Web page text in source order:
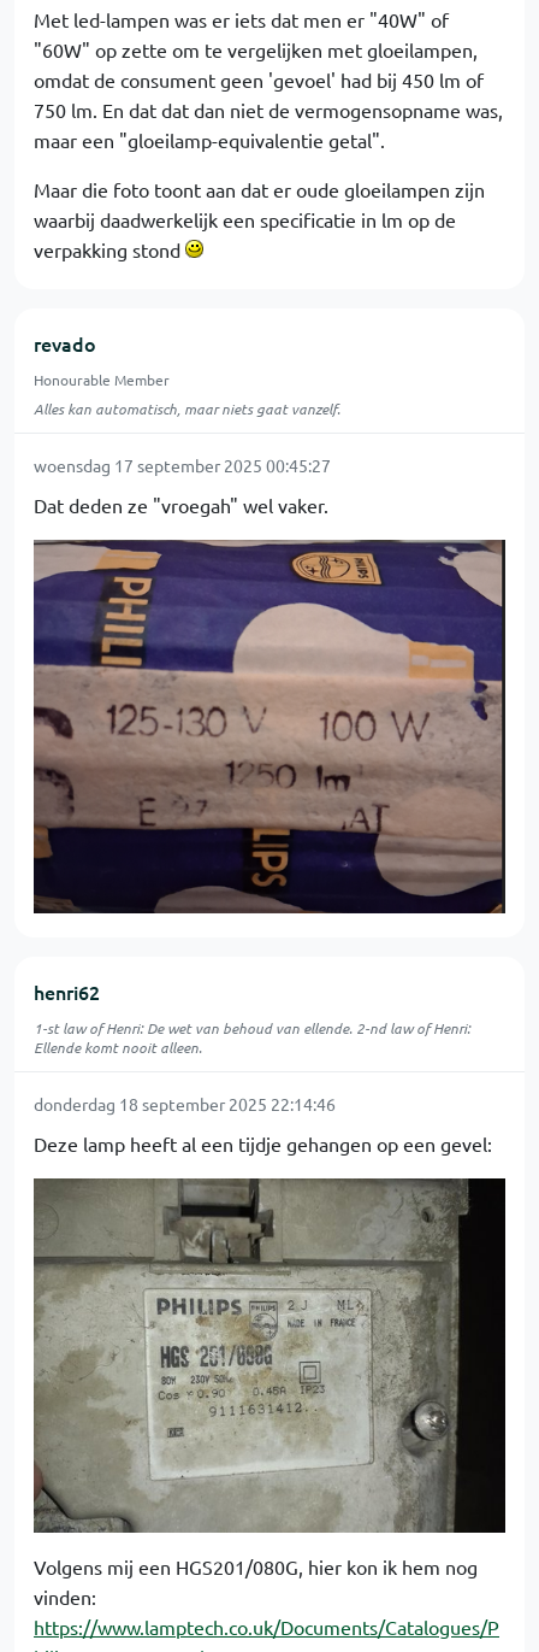
Met led-lampen was er iets dat men er "40W" of
"60W" op zette om te vergelijken met gloeilampen,
omdat de consument geen 'gevoel' had bij 450 lm of
750 lm. En dat dat dan niet de vermogensopname was,
maar een "gloeilamp-equivalentie getal".
Maar die foto toont aan dat er oude gloeilampen zijn
waarbij daadwerkelijk een specificatie in lm op de
verpakking stond
revado
Honourable Member
Alles kan automatisch, maar niets gaat vanzelf.
woensdag 17 september 2025 00:45:27
Dat deden ze "vroegah" wel vaker.
henri62
1-st law of Henri: De wet van behoud van ellende. 2-nd law of Henri:
Ellende komt nooit alleen.
donderdag 18 september 2025 22:14:46
Deze lamp heeft al een tijdje gehangen op een gevel:
Volgens mij een HGS201/080G, hier kon ik hem nog
vinden:
https://www.lamptech.co.uk/Documents/Catalogues/P